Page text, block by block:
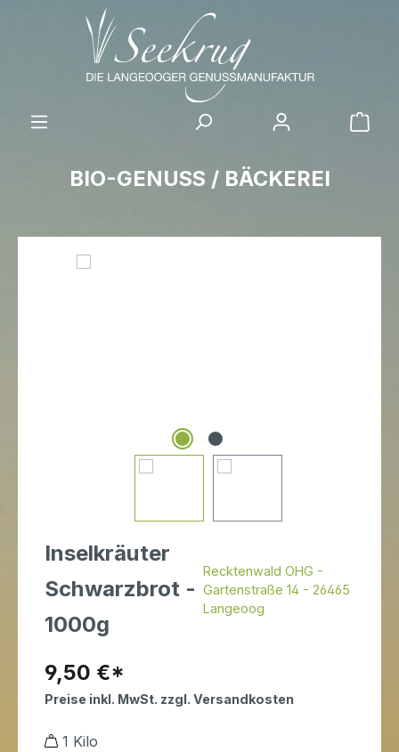
Zum Hauptinhalt springen
BIO-GENUSS / BÄCKEREI
Bildergalerie überspringen
Inselkräuter
Schwarzbrot -
1000g
Recktenwald OHG -
Gartenstraße 14 - 26465
Langeoog
Regulärer Preis:
9,50 €*
Preise inkl. MwSt. zzgl. Versandkosten
1 Kilo